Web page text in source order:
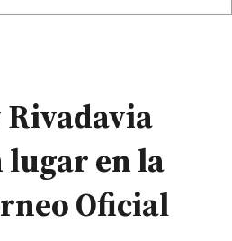
en la
Oficial